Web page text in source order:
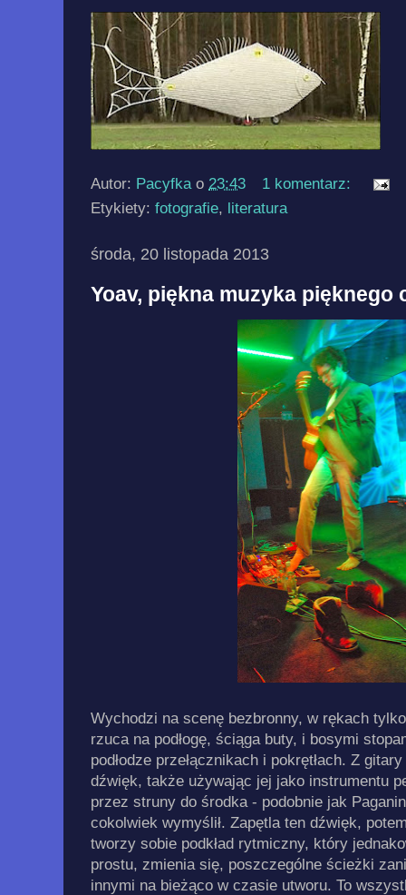
Autor: Pacyfka o 23:43
1 komentarz:
Etykiety: fotografie, literatura
środa, 20 listopada 2013
Yoav, piękna muzyka pięknego
Wychodzi na scenę bezbronny, w rękach
rzuca na podłogę, ściąga buty, i bosymi
podłodze przełącznikach i pokrętłach. Z
dźwięk, także używając jej jako instrumentu
przez struny do środka - podobnie jak
cokolwiek wymyślił. Zapętla ten dźwięk,
tworzy sobie podkład rytmiczny, który
prostu, zmienia się, poszczególne ścieżki
innymi na bieżąco w czasie utworu. To